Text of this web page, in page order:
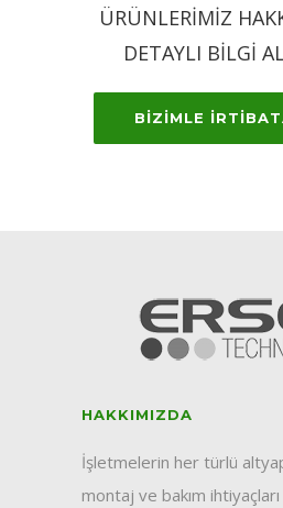
ÜRÜNLERİMİZ
DETAYLI BİLGİ
BİZİMLE
HAKKIMIZDA
İşletmelerin her türlü
montaj ve bakım ihtiyaçları